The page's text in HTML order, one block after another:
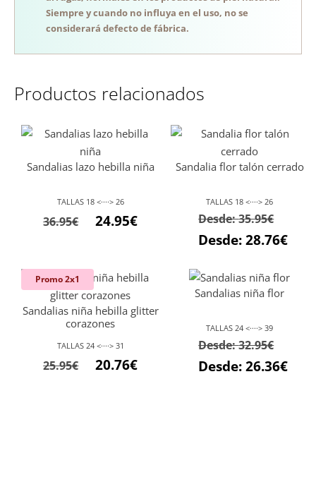
Siempre y cuando no influya en el uso, no se
considerará defecto de fábrica.
Productos relacionados
Sandalias lazo hebilla niña
TALLAS 18 <····> 26
36.95€ 24.95€
Sandalia flor talón cerrado
TALLAS 18 <····> 26
Desde:35.95€
Desde:28.76€
Promo 2x1
Sandalias niña hebilla glitter
corazones
TALLAS 24 <····> 31
25.95€
El20.76€El
Sandalias niña flor
TALLAS 24 <····> 39
Desde:32.95€
Desde:26.36€